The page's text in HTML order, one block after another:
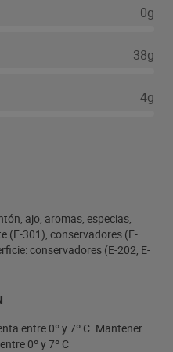
0g
38g
4g
ajo, aromas, especias,
(E-301), conservadores (E-
conservadores (E-202, E-
entre 0º y 7º C. Mantener
0º y 7º C